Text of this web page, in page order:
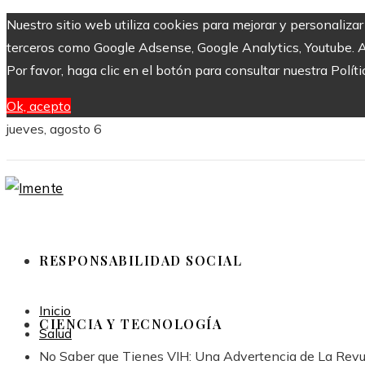
Nuestro sitio web utiliza cookies para mejorar y
terceros como Google Adsense, Google Analytics,
Por favor, haga clic en el botón para consultar nuestra
Ok, acepto
jueves, agosto 6
RESPONSABILIDAD SOCIAL
CIENCIA Y TECNOLOGÍA
Inicio
Salud
No Saber que Tienes VIH: Una Advertencia de La